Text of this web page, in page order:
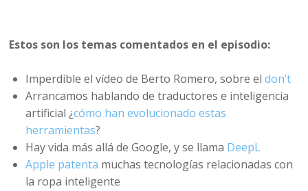
Estos son los temas comentados en el episodio:
Imperdible el vídeo de Berto Romero, sobre eldon’t
Arrancamos hablando de traductores e inteligencia
artificial ¿cómo han evolucionado estas
herramientas?
Hay vida más allá de Google, y se llama DeepL
Apple patenta muchas tecnologías relacionadas con
la ropa inteligente